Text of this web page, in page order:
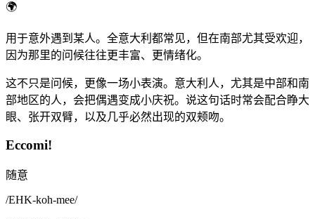
🌍
用于意外遇到某人。全意大利都常见，但在南部尤其受欢迎，
因为那里的问候往往更丰富、更情绪化。
这不只是问候，更像一场小表演。意大利人，尤其是中部和南
部地区的人，会把偶遇变成小庆祝。说这句话时常会配合睁大
眼、张开双臂，以及几乎必然出现的双颊吻。
Eccomi!
随意
/EHK-koh-mee/